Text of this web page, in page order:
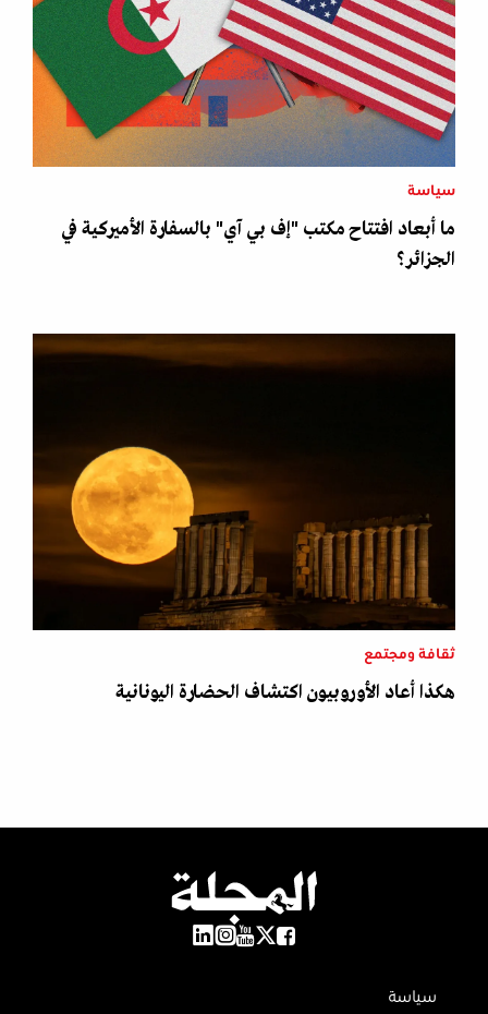
سياسة
ما أبعاد افتتاح مكتب "إف بي آي" بالسفارة الأميركية في
الجزائر؟
ثقافة ومجتمع
هكذا أعاد الأوروبيون اكتشاف الحضارة اليونانية
سياسة